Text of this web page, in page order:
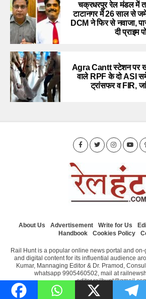
चक्रधरपुर रेल मंडल में
टाटानगर में 26 साल से
DCM ने फिर से नवाजा,
दी प्राइम
Agra Cantt स्टेशन पर
वाले RPF के दो ASI
ट्रांसफर व FIR,
About Us Advertisement Write for Us
Handbook
Cookies Policy
Rail Hunt is a popular online news portal and
and digital content for its influential audience
Kumar, Mannaging Editor & Dr. Pramod,
whatsapp 9905460502, mail at